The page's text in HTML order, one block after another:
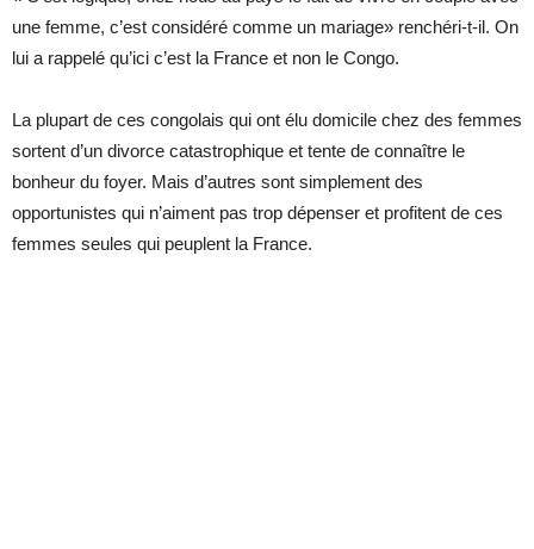
une femme, c’est considéré comme un mariage» renchéri-t-il. On
lui a rappelé qu’ici c’est la France et non le Congo.
La plupart de ces congolais qui ont élu domicile chez des femmes
sortent d’un divorce catastrophique et tente de connaître le
bonheur du foyer. Mais d’autres sont simplement des
opportunistes qui n’aiment pas trop dépenser et profitent de ces
femmes seules qui peuplent la France.